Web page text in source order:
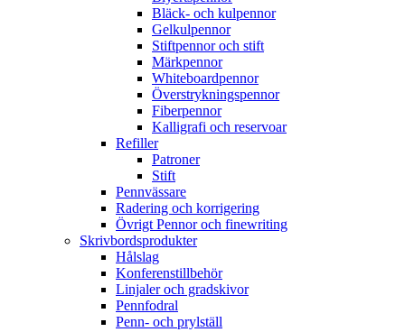
Bläck- och kulpennor
Gelkulpennor
Stiftpennor och stift
Märkpennor
Whiteboardpennor
Överstrykningspennor
Fiberpennor
Kalligrafi och reservoar
Refiller
Patroner
Stift
Pennvässare
Radering och korrigering
Övrigt Pennor och finewriting
Skrivbordsprodukter
Hålslag
Konferenstillbehör
Linjaler och gradskivor
Pennfodral
Penn- och prylställ